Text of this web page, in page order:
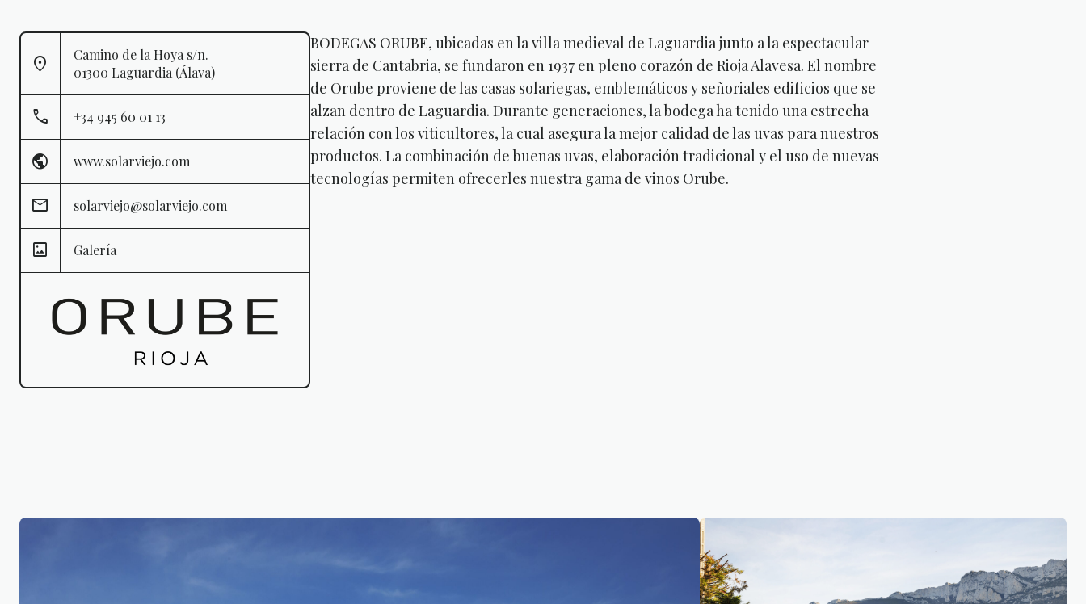
Camino de la Hoya s/n.
01300 Laguardia (Álava)
+34 945 60 01 13
www.solarviejo.com
solarviejo@solarviejo.com
Galería
BODEGAS ORUBE, ubicadas en la villa medieval de Laguardia junto a la espectacular
sierra de Cantabria, se fundaron en 1937 en pleno corazón de Rioja Alavesa. El nombre
de Orube proviene de las casas solariegas, emblemáticos y señoriales edificios que se
alzan dentro de Laguardia. Durante generaciones, la bodega ha tenido una estrecha
relación con los viticultores, la cual asegura la mejor calidad de las uvas para nuestros
productos. La combinación de buenas uvas, elaboración tradicional y el uso de nuevas
tecnologías permiten ofrecerles nuestra gama de vinos Orube.